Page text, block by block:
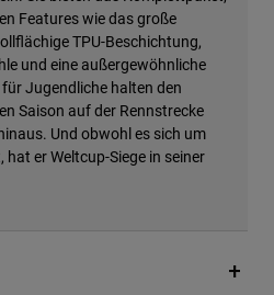
Features wie das große
TPU-Beschichtung,
und eine außergewöhnliche
Jugendliche halten den
Saison auf der Rennstrecke
Und obwohl es sich um
er Weltcup-Siege in seiner